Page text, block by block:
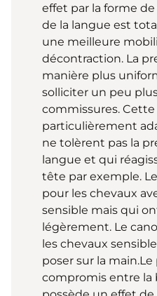
effet par la forme
de la langue est
une meilleure
décontraction. La
manière plus
solliciter un peu
commissures.
particulièrement
ne tolèrent pas la
langue et qui
tête par exemple.
pour les chevaux
sensible mais qui
légèrement. Le
les chevaux
poser sur la
compromis entre la